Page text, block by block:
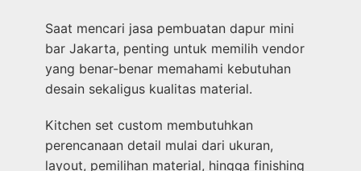
Saat mencari jasa pembuatan dapur mini
bar Jakarta, penting untuk memilih vendor
yang benar-benar memahami kebutuhan
desain sekaligus kualitas material.
Kitchen set custom membutuhkan
perencanaan detail mulai dari ukuran,
layout, pemilihan material, hingga finishing